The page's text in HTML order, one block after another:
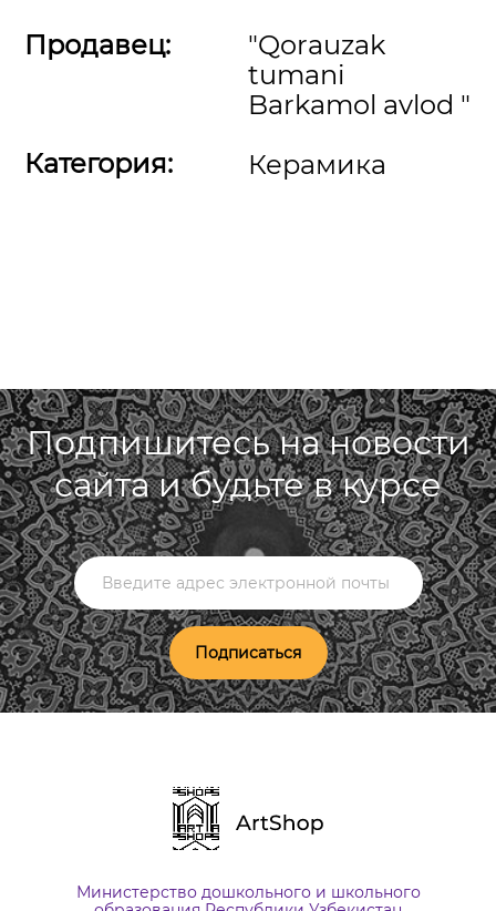
Продавец:
Категория:
"Qorauzak
tumani
Barkamol avlod "
Керамика
Подпишитесь на новости
сайта и будьте в курсе
Подписаться
Министерство дошкольного и школьного